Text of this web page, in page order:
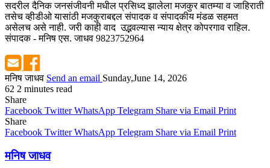
सदरील दैनिक जनसंजीवनी मधील प्रसिध्द झालेला मजकुर बातम्या व जाहिराती
तसेच व्हीडीओ यासांठी मजकुराबद्दल संपादक व संपादकीय मंडळ सहमत
असेलच असे नाही. जरी काही वाद उद्भवल्यास न्याय क्षेत्र कोपरगाव राहिल.
संपादक - मनिष एस. जाधव 9823752964
मनिष जाधव Send an email Sunday,June 14, 2026
62 2 minutes read
Share
Facebook Twitter WhatsApp Telegram Share via Email Print
Share
Facebook Twitter WhatsApp Telegram Share via Email Print
मनिष जाधव